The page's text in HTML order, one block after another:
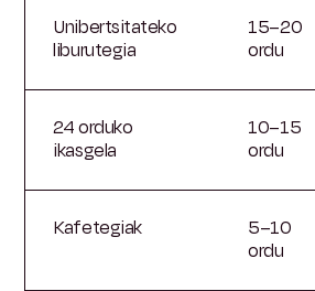
Unibertsitateko
liburutegia
15–20
ordu
24 orduko
ikasgela
10–15
ordu
Kafetegiak
5–10
ordu